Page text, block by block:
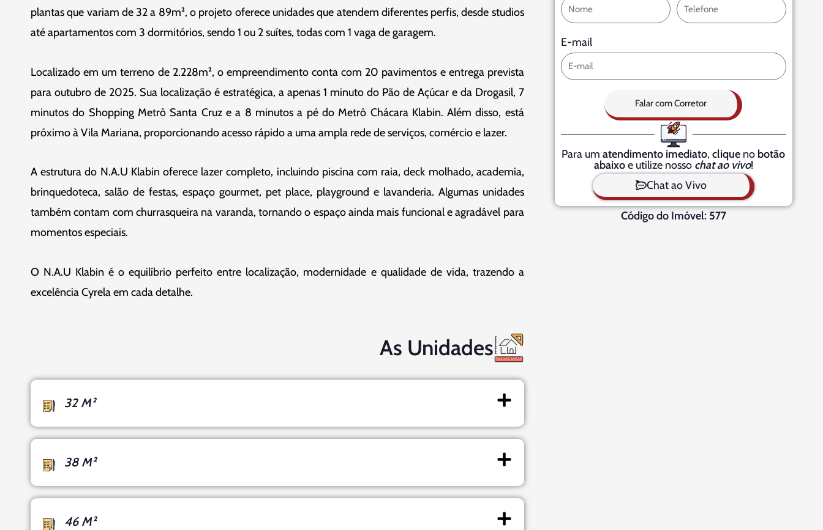
plantas que variam de 32 a 89m², o projeto oferece unidades que atendem diferentes perfis, desde studios
até apartamentos com 3 dormitórios, sendo 1 ou 2 suítes, todas com 1 vaga de garagem.
Localizado em um terreno de 2.228m², o empreendimento conta com 20 pavimentos e entrega prevista
para outubro de 2025. Sua localização é estratégica, a apenas 1 minuto do Pão de Açúcar e da Drogasil, 7
minutos do Shopping Metrô Santa Cruz e a 8 minutos a pé do Metrô Chácara Klabin. Além disso, está
próximo à Vila Mariana, proporcionando acesso rápido a uma ampla rede de serviços, comércio e lazer.
A estrutura do N.A.U Klabin oferece lazer completo, incluindo piscina com raia, deck molhado, academia,
brinquedoteca, salão de festas, espaço gourmet, pet place, playground e lavanderia. Algumas unidades
também contam com churrasqueira na varanda, tornando o espaço ainda mais funcional e agradável para
momentos especiais.
O N.A.U Klabin é o equilíbrio perfeito entre localização, modernidade e qualidade de vida, trazendo a
excelência Cyrela em cada detalhe.
As Unidades
32 M²
38 M²
46 M²
E-mail
Falar com Corretor
Para umatendimento imediato,clique no botão
abaixoe utilize nosso chat ao vivo!
Chat ao Vivo
Código do Imóvel: 577